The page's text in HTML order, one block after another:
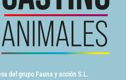
del grupo Fauna y acción S.L.